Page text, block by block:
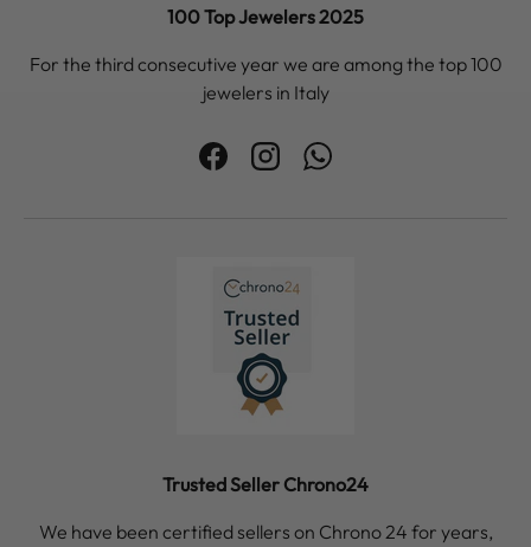
100 Top Jewelers 2025
For the third consecutive year we are among the top 100
jewelers in Italy
FacebookInstagramWhatsApp
Trusted Seller Chrono24
We have been certified sellers on Chrono 24 for years,